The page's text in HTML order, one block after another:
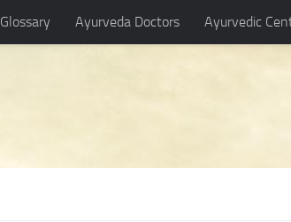
Glossary Ayurveda Doctors Ayurvedic